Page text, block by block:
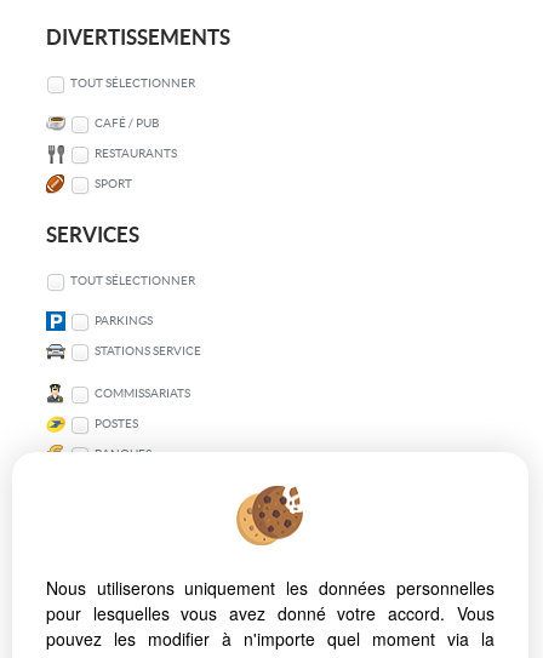
DIVERTISSEMENTS
TOUT SÉLECTIONNER
CAFÉ / PUB
RESTAURANTS
SPORT
SERVICES
TOUT SÉLECTIONNER
PARKINGS
STATIONS SERVICE
COMMISSARIATS
POSTES
BANQUES
TRANSPORT EN COMMUN
VÉLO
MÉTRO
Nous utiliserons uniquement les données personnelles
pour lesquelles vous avez donné votre accord. Vous
pouvez les modifier à n'importe quel moment via la